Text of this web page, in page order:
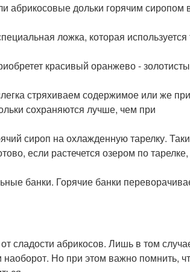
абрикосовые дольки горячим сиропом
ложка, которая используется
красивый оранжево -
стряхиваем содержимое или же
сохраняются лучше, чем при
сироп на охлажденную тарелку.
если растечется озером по тарелке,
банки. Горячие банки
сладости абрикосов. Лишь в том
Но при этом важно помнить,